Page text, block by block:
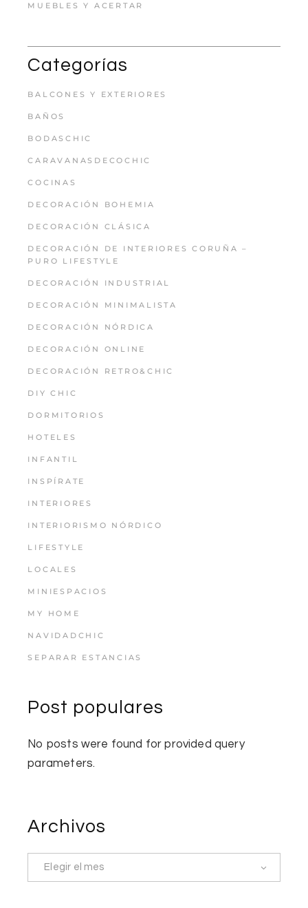
MUEBLES Y ACERTAR
Categorías
BALCONES Y EXTERIORES
BAÑOS
BODASCHIC
CARAVANASDECOCHIC
COCINAS
DECORACIÓN BOHEMIA
DECORACIÓN CLÁSICA
DECORACIÓN DE INTERIORES CORUÑA –
PURO LIFESTYLE
DECORACIÓN INDUSTRIAL
DECORACIÓN MINIMALISTA
DECORACIÓN NÓRDICA
DECORACIÓN ONLINE
DECORACIÓN RETRO&CHIC
DIY CHIC
DORMITORIOS
HOTELES
INFANTIL
INSPÍRATE
INTERIORES
INTERIORISMO NÓRDICO
LIFESTYLE
LOCALES
MINIESPACIOS
MY HOME
NAVIDADCHIC
SEPARAR ESTANCIAS
Post populares
No posts were found for provided query
parameters.
Archivos
Elegir el mes